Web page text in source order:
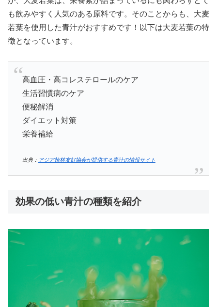
も飲みやすく人気のある原料です。そのことからも、大麦
若葉を使用した青汁がおすすめです！以下は大麦若葉の特
徴となっています。
高血圧・高コレステロールのケア
生活習慣病のケア
便秘解消
ダイエット対策
栄養補給
出典： アジア植林友好協会が提供する青汁の情報サイト
効果の低い青汁の種類を紹介